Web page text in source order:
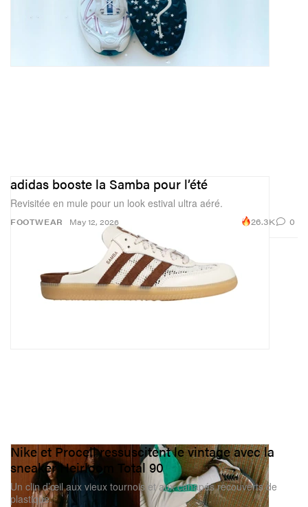
FOOTWEAR
adidas booste la Samba pour l’été
Revisitée en mule pour un look estival ultra aéré.
May 12, 2026 26.3K 0
Nike et Procell ressuscitent le vintage avec la
sneaker Heirloom Total 90
Un clin d’œil aux vieux tournois et aux canapés recouverts de
plastique.